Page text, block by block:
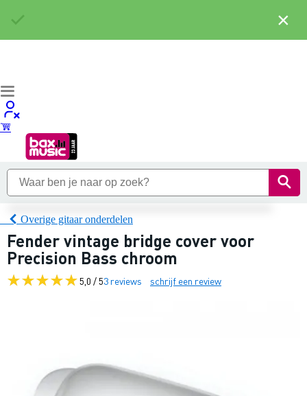
Overige gitaar onderdelen
Fender vintage bridge cover voor
Precision Bass chroom
5,0 / 53 reviews schrijf een review
×